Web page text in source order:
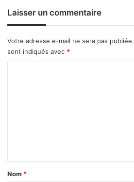
Laisser un commentaire
Votre adresse e-mail ne sera pas publiée.
sont indiqués avec *
a
Nom *